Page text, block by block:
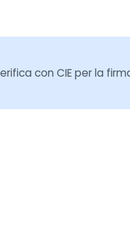
con CIE per la